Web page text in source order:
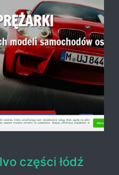
części łódź